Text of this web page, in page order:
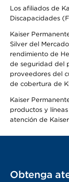
Los afiliados de
Discapacidades
Kaiser
Silver del
rendimiento de
de seguridad del
proveedores del
de cobertura de
Kaiser
productos y
atención de
Obtenga